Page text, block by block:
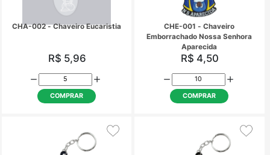
CH-031 - Chaveiro São Miguel
Arcanjo
CHA-001 - Chaveiro
Santo